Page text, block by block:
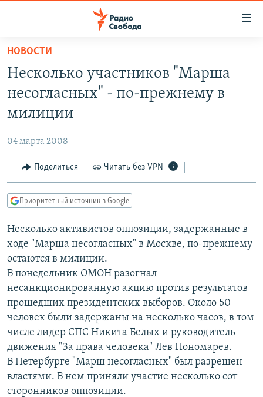
упрощенного
доступа
основному
Вернутся
Вернутся
поиску
МНЕНИЯ
КУЛЬТУРА
КАВКАЗ.РЕАЛИИ
СЕВЕР.РЕАЛИИ
СИБИРЬ.РЕАЛИИ
РАСПИСАНИЕ ВЕЩАНИЯ
ПОДПИШИТЕСЬ НА РАССЫЛКУ
СОЦИАЛЬНЫЕ СЕТИ
НОВОСТИ
Несколько участников "Марша
несогласных" - по-прежнему в
милиции
04 марта 2008
Поделиться Читать без VPN
Приоритетный источник в Google
Несколько активистов оппозиции, задержанные в
ходе "Марша несогласных" в Москве, по-прежнему
остаются в милиции.
В понедельник ОМОН разогнал
несанкционированную акцию против результатов
прошедших президентских выборов. Около 50
человек были задержаны на несколько часов, в том
числе лидер СПС Никита Белых и руководитель
движения "За права человека" Лев Пономарев.
В Петербурге "Марш несогласных" был разрешен
властями. В нем приняли участие несколько сот
сторонников оппозиции.